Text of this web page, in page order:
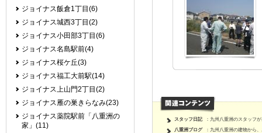
スタッフ日記
：九州八重洲のスタッフ
八重洲ブログ
：九州八重洲の建物から
ジョイナス飯倉1丁目(6)
ジョイナス城西3丁目(2)
ジョイナス小田部3丁目(6)
ジョイナス名島駅前(4)
ジョイナス桜ケ丘(3)
ジョイナス福工大前駅(14)
ジョイナス上山門2丁目(2)
ジョイナス雁の巣きらなみ(23)
ジョイナス薬院駅前「八重洲の
家」(11)